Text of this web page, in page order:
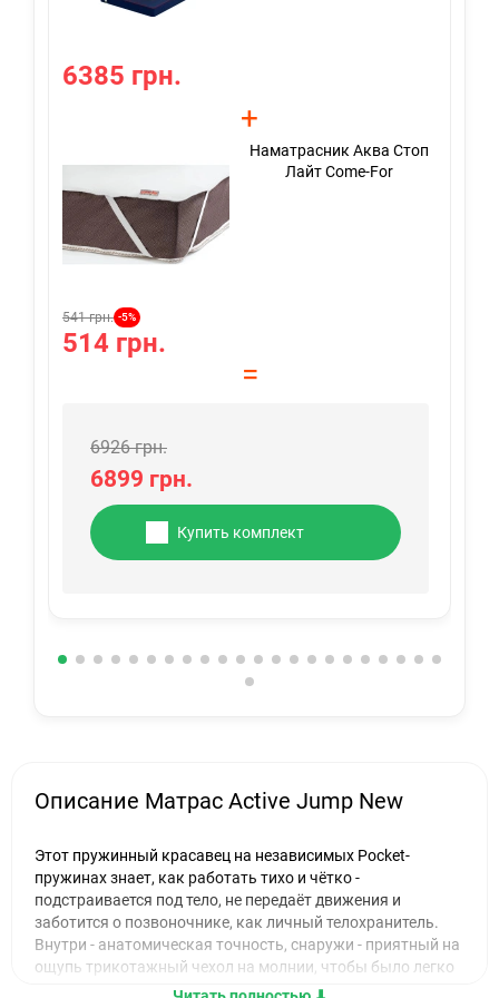
6385 грн.
+
Наматрасник Аква Стоп
Лайт Come-For
541 грн. -5%
514 грн.
=
6926 грн.
6899 грн.
Купить комплект
Описание Матрас Active Jump New
Этот пружинный красавец на независимых Pocket-
пружинах знает, как работать тихо и чётко -
подстраивается под тело, не передаёт движения и
заботится о позвоночнике, как личный телохранитель.
Внутри - анатомическая точность, снаружи - приятный на
ощупь трикотажный чехол на молнии, чтобы было легко